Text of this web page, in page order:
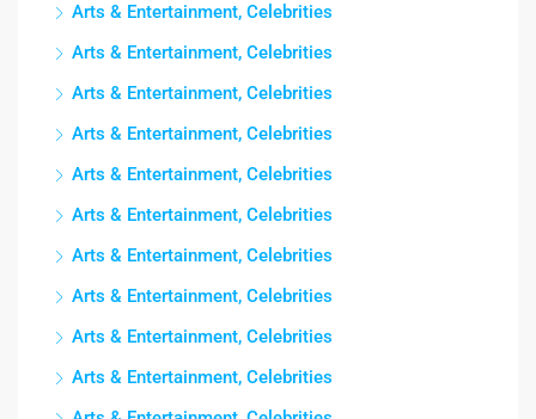
Arts & Entertainment, Celebrities
Arts & Entertainment, Celebrities
Arts & Entertainment, Celebrities
Arts & Entertainment, Celebrities
Arts & Entertainment, Celebrities
Arts & Entertainment, Celebrities
Arts & Entertainment, Celebrities
Arts & Entertainment, Celebrities
Arts & Entertainment, Celebrities
Arts & Entertainment, Celebrities